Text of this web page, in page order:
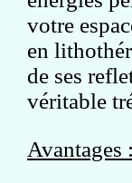
votre
en
de ses
véritable
Avantages :